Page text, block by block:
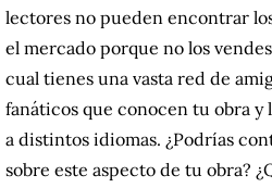
lectores no pueden encontrar
el mercado porque no los
cual tienes una vasta red de
fanáticos que conocen tu obra y
a distintos idiomas. ¿Podrías
sobre este aspecto de tu obra?